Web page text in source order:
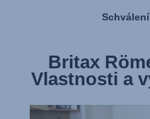
Britax
Vlastnosti a
Britax
Montáž